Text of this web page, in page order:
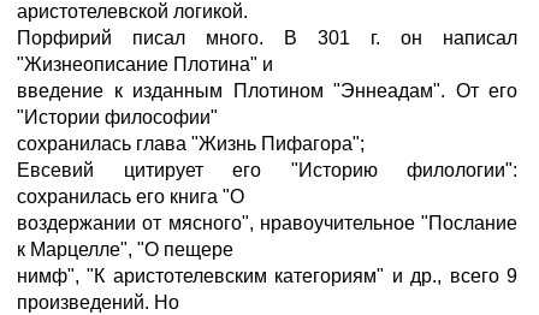
аристотелевской логикой.
Порфирий писал много. В 301 г. он написал
"Жизнеописание Плотина" и
введение к изданным Плотином "Эннеадам". От его
"Истории философии"
сохранилась глава "Жизнь Пифагора";
Евсевий цитирует его "Историю филологии":
сохранилась его книга "О
воздержании от мясного", нравоучительное "Послание
к Марцелле", "О пещере
нимф", "К аристотелевским категориям" и др., всего 9
произведений. Но